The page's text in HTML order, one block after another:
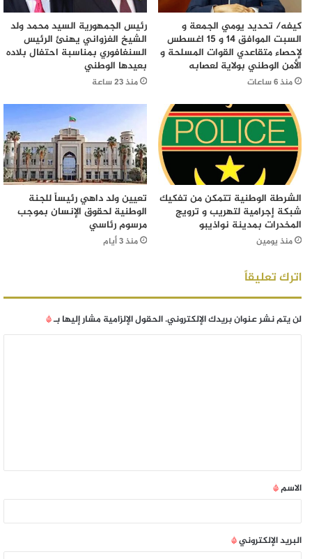
كيفه/ تحديد يومي الجمعة و
السبت الموافق 14 و 15 اغسطس
لإحصاء متقاعدي القوات المسلحة و
الأمن الوطني بولاية لعصابه
منذ 6 ساعات
رئيس الجمهورية السيد محمد ولد
الشيخ الغزواني يهنئ الرئيس
السنغافوري بمناسبة احتفال بلاده
بعيدها الوطني
منذ 23 ساعة
الشرطة الوطنية تتمكن من تفكيك
شبكة إجرامية لتهريب و ترويج
المخدرات بمدينة نواذيبو
منذ يومين
تعيين ولد داهي رئيساً للجنة
الوطنية لحقوق الإنسان بموجب
مرسوم رئاسي
منذ 3 أيام
اترك تعليقاً
لن يتم نشر عنوان بريدك الإلكتروني.الحقول الإلزامية مشار إليها بـ*
الاسم*
البريد الإلكتروني*